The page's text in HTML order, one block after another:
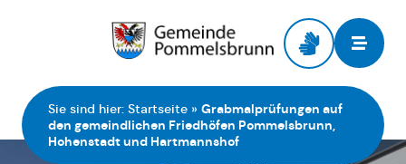
Sie sind hier: Startseite » Grabmalprüfungen auf
den gemeindlichen Friedhöfen Pommelsbrunn,
Hohenstadt und Hartmannshof